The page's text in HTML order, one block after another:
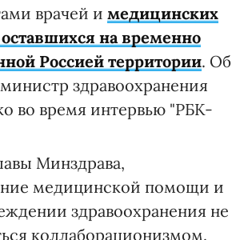
врачей и медицинских
на временно
Россией территории. Об
министр здравоохранения
во время интервью "РБК-
Минздрава,
медицинской помощи и
здравоохранения не
коллаборационизмом.